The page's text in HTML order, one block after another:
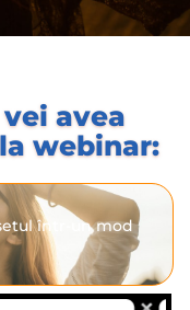
avea
webinar:
într-un mod